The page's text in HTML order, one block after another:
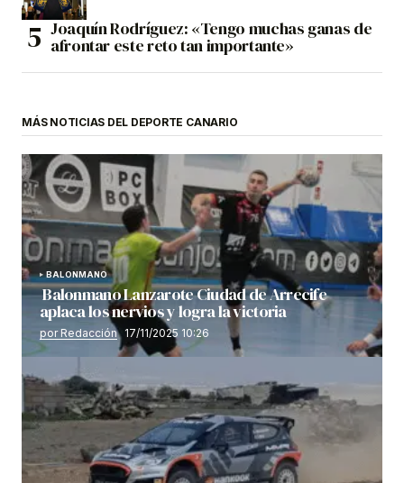
Joaquín Rodríguez: «Tengo muchas ganas de
afrontar este reto tan importante»
MÁS NOTICIAS DEL DEPORTE CANARIO
BALONMANO
Balonmano Lanzarote Ciudad de Arrecife
aplaca los nervios y logra la victoria
por Redacción 17/11/2025 10:26